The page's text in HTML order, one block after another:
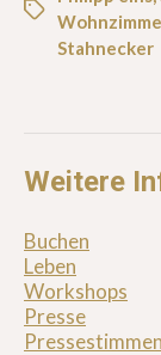
Stahnecker
Weitere
Buchen
Leben
Workshops
Presse
Pressestimmen